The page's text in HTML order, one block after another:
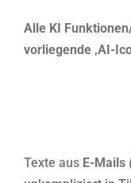
Alle KI
vorliegende ‚AI-
Texte aus E-Mails